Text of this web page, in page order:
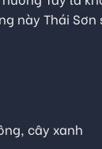
này Thái Sơn
cây xanh